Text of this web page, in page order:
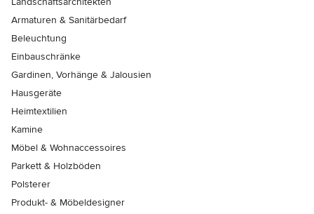
Armaturen & Sanitärbedarf
Beleuchtung
Einbauschränke
Gardinen, Vorhänge & Jalousien
Hausgeräte
Heimtextilien
Kamine
Möbel & Wohnaccessoires
Parkett & Holzböden
Polsterer
Produkt- & Möbeldesigner